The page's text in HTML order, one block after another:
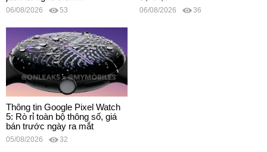
06/08/2026 53 06/08/2026 36
Thông tin Google Pixel Watch
5: Rò rỉ toàn bộ thông số, giá
bán trước ngày ra mắt
05/08/2026 32